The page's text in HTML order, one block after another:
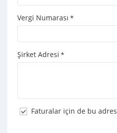
Vergi Numarası *
Şirket Adresi *
Faturalar için de bu